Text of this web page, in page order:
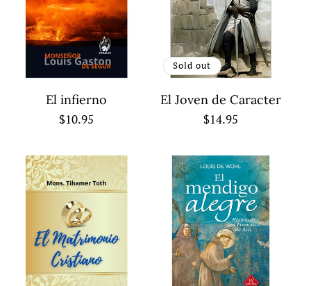
El infierno
Regular
$10.95
Sold out
El Joven de Caracter
Regular
$14.95